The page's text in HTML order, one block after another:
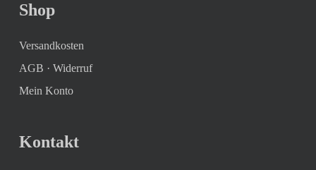
Shop
Versandkosten
AGB · Widerruf
Mein Konto
Kontakt